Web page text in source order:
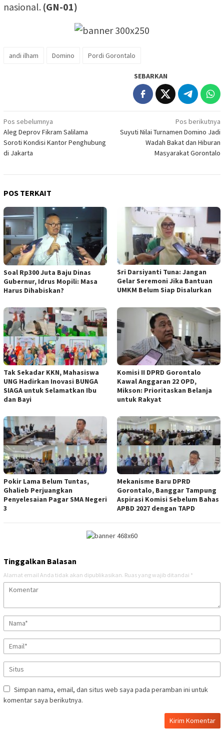
nasional. (GN-01)
andi ilham Domino Pordi Gorontalo
SEBARKAN
Navigasi
pos
Pos sebelumnya
Aleg Deprov Fikram Salilama
Soroti Kondisi Kantor Penghubung
di Jakarta
Pos berikutnya
Suyuti Nilai Turnamen Domino Jadi
Wadah Bakat dan Hiburan
Masyarakat Gorontalo
POS TERKAIT
Soal Rp300 Juta Baju Dinas
Gubernur, Idrus Mopili: Masa
Harus Dihabiskan?
Sri Darsiyanti Tuna: Jangan
Gelar Seremoni Jika Bantuan
UMKM Belum Siap Disalurkan
Tak Sekadar KKN, Mahasiswa
UNG Hadirkan Inovasi BUNGA
SIAGA untuk Selamatkan Ibu
dan Bayi
Komisi II DPRD Gorontalo
Kawal Anggaran 22 OPD,
Mikson: Prioritaskan Belanja
untuk Rakyat
Pokir Lama Belum Tuntas,
Ghalieb Perjuangkan
Penyelesaian Pagar SMA Negeri
3
Mekanisme Baru DPRD
Gorontalo, Banggar Tampung
Aspirasi Komisi Sebelum Bahas
APBD 2027 dengan TAPD
Tinggalkan Balasan
Alamat email Anda tidak akan dipublikasikan. Ruas yang wajib ditandai *
Simpan nama, email, dan situs web saya pada peramban ini untuk
komentar saya berikutnya.